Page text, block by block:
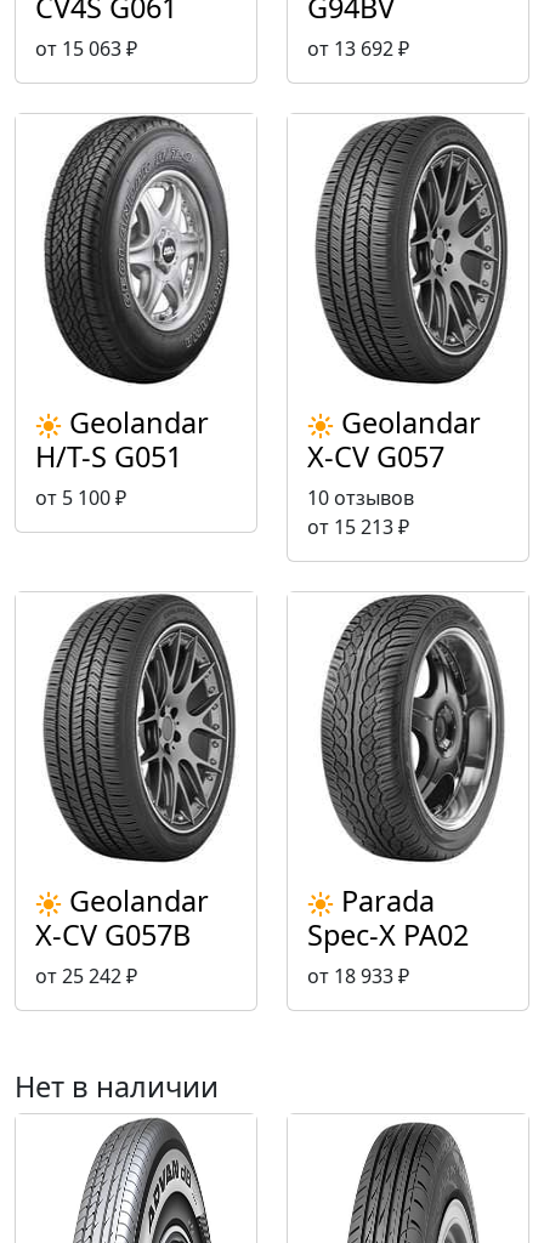
от 15 063 ₽ от 13 692 ₽
Geolandar
H/T-S G051
от 5 100 ₽
Geolandar
X-CV G057
10 отзывов
от 15 213 ₽
Geolandar
X-CV G057B
от 25 242 ₽
Parada
Spec-X PA02
от 18 933 ₽
Нет в наличии